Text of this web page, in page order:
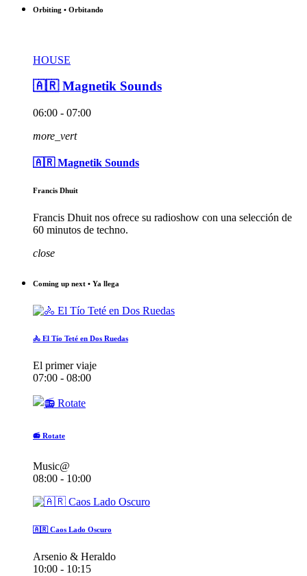
Orbiting • Orbitando
HOUSE
🇦🇷 Magnetik Sounds
06:00 - 07:00
more_vert
🇦🇷 Magnetik Sounds
Francis Dhuit
Francis Dhuit nos ofrece su radioshow con una selección de
60 minutos de techno.
close
Coming up next • Ya llega
🚴 El Tío Teté en Dos Ruedas
El primer viaje
07:00 - 08:00
📻 Rotate
Music@
08:00 - 10:00
🇦🇷 Caos Lado Oscuro
Arsenio & Heraldo
10:00 - 10:15